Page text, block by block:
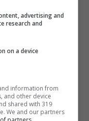
un grande
sotto
del viso è
di pelle,
è
advertising and
research and
on a device
information from
and other device
shared with 319
We and our partners